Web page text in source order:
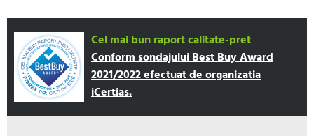
Cel mai bun raport calitate-pret
Conform sondajului Best Buy Award
2021/2022 efectuat de organizatia
iCertias.